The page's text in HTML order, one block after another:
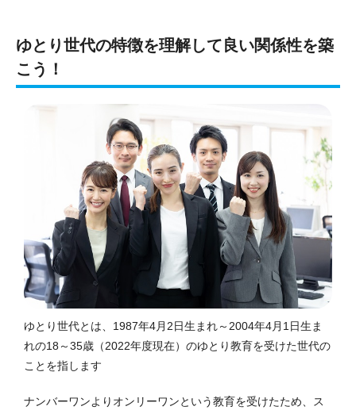
ゆとり世代の特徴を理解して良い関係性を築
こう！
ゆとり世代とは、1987年4月2日生まれ～2004年4月1日生ま
れの18～35歳（2022年度現在）のゆとり教育を受けた世代の
ことを指します
ナンバーワンよりオンリーワンという教育を受けたため、ス